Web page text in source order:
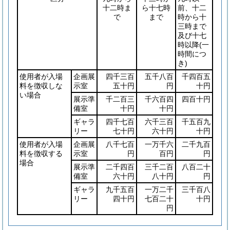
十二時ま
で
ら十七時
まで
前、十二
時から十
三時まで
及び十七
時以降(一
時間につ
き)
使用者が入場
料を徴収しな
い場合
企画展
示室
四千三百
五十円
五千八百
円
千四百五
十円
展示準
備室
千二百三
十円
千六百四
十円
四百十円
ギャラ
リー
四千七百
七十円
六千三百
六十円
千五百九
十円
使用者が入場
料を徴収する
場合
企画展
示室
八千七百
円
一万千六
百円
二千九百
円
展示準
備室
二千四百
六十円
三千二百
八十円
八百二十
円
ギャラ
リー
九千五百
四十円
一万二千
七百二十
円
三千百八
十円